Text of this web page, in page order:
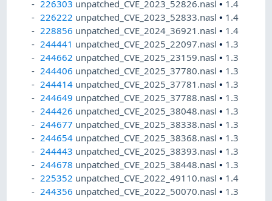
226303 unpatched_CVE_2023_52826.nasl• 1.4
226222 unpatched_CVE_2023_52833.nasl• 1.4
228856 unpatched_CVE_2024_36921.nasl• 1.4
244441 unpatched_CVE_2025_22097.nasl• 1.3
244662 unpatched_CVE_2025_23159.nasl• 1.3
244406 unpatched_CVE_2025_37780.nasl• 1.3
244414 unpatched_CVE_2025_37781.nasl• 1.3
244649 unpatched_CVE_2025_37788.nasl• 1.3
244426 unpatched_CVE_2025_38048.nasl• 1.3
244677 unpatched_CVE_2025_38338.nasl• 1.3
244654 unpatched_CVE_2025_38368.nasl• 1.3
244443 unpatched_CVE_2025_38393.nasl• 1.3
244678 unpatched_CVE_2025_38448.nasl• 1.3
225352 unpatched_CVE_2022_49110.nasl• 1.4
244356 unpatched_CVE_2022_50070.nasl• 1.3